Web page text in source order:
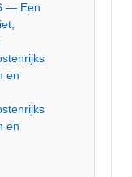
— Een
en
en